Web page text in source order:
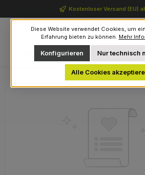
Zum Hauptinhalt springenKostenloser Versand (EU)
Navigation
Diese Website verwendet Cookies, um
Erfahrung bieten zu können. Mehr
Nur technisch
Konfigurieren
Alle Cookies